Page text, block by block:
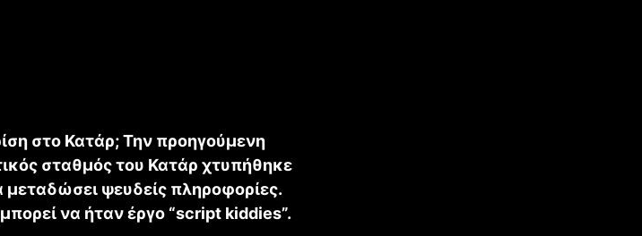
στο Κατάρ; Την προηγούμενη
σταθμός του Κατάρ χτυπήθηκε
ψευδείς πληροφορίες.
να ήταν έργο “script kiddies”.